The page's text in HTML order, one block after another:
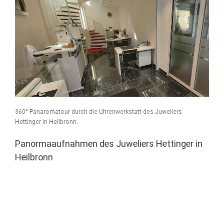
360° Panaromatour durch die Uhrenwerkstatt des Juweliers
Hettinger in Heilbronn.
Panormaaufnahmen des Juweliers Hettinger in
Heilbronn